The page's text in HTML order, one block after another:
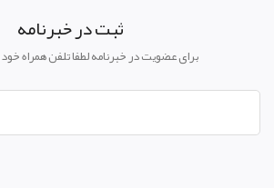
ثبت در خبرنامه
برای عضویت در خبرنامه لطفا تلفن همراه خود